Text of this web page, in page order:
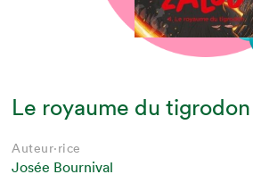
Le royaume du tigrodon
Auteur·rice
Josée Bournival